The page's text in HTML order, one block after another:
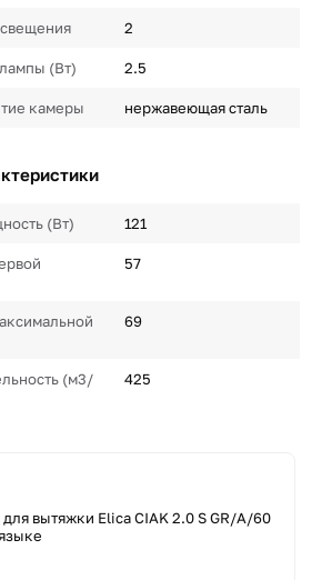
2
(Вт) 2.5
камеры нержавеющая сталь
(Вт) 121
57
69
(м3/
425
вытяжки Elica CIAK 2.0 S GR/A/60